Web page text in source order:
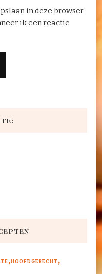
in deze browser
ik een reactie
HOOFDGERECHT